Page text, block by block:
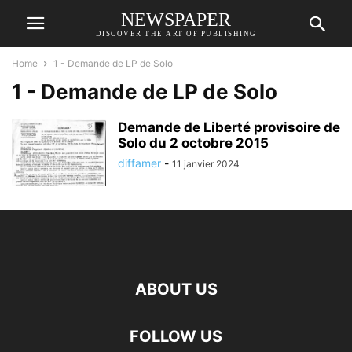
NEWSPAPER
DISCOVER THE ART OF PUBLISHING
Home 1 - Demande de LP de Solo
1 - Demande de LP de Solo
Demande de Liberté provisoire de
Solo du 2 octobre 2015
diffamer - 11 janvier 2024
ABOUT US
FOLLOW US